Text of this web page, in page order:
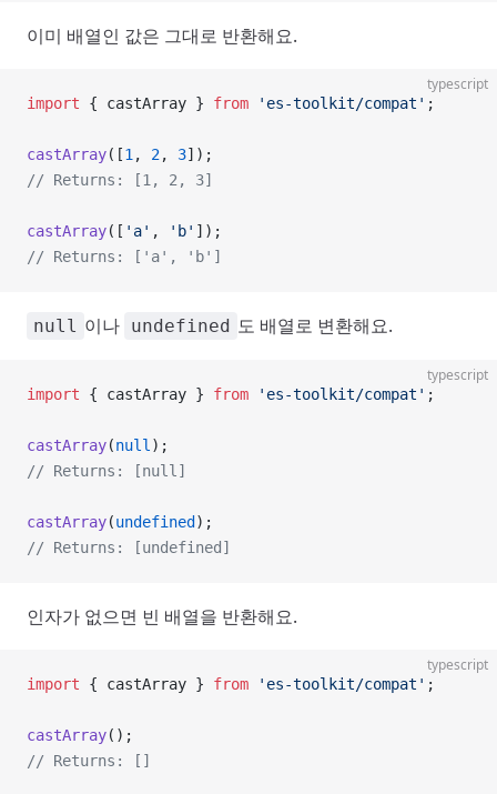
이미 배열인 값은 그대로 반환해요.
typescript
import { castArray } from 'es-toolkit/compat' ;
castArray([1 , 2, 3]);
// Returns: [1, 2, 3]
castArray([ 'a' , 'b' ]);
// Returns: ['a', 'b']
null 이나 undefined 도 배열로 변환해요.
typescript
import { castArray } from 'es-toolkit/compat' ;
castArray(null );
// Returns: [null]
castArray(undefined );
// Returns: [undefined]
인자가 없으면 빈 배열을 반환해요.
typescript
import { castArray } from 'es-toolkit/compat' ;
castArray();
// Returns: []